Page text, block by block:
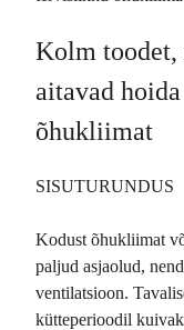
Kolm toodet,
aitavad
õhukliimat
SISUTURUNDUS
Kodust õhukliimat
paljud asjaolud,
ventilatsioon.
kütteperioodil